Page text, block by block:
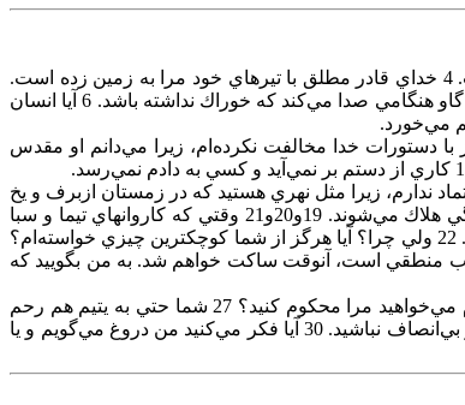
2 اگر مي‌توانستيد غصه‌ مرا وزن‌ كنيد، 3 آنگاه‌ مي‌ديديد كه‌ از شنهاي‌ ساحل‌ دريا نيز سنگينتر است‌. براي‌ همين‌ است‌ كه‌ حرفهاي‌ من‌ تند و بي‌پرواست‌. 4 خداي‌ قادر مطلق‌ با تيرهاي‌ خود مرا به‌ زمين‌ زده‌ است‌.
تيرهاي‌ زهرآلودش‌ درقلب‌ من‌ فرو رفته‌ است‌. يورشهاي‌ ناگهاني‌ خدا مرا بـه‌ وحشت‌ انداختـه‌ است‌. 5 الاغ‌ وقتي‌ عرعر مي‌كند كه‌ علف‌ نداشته‌ باشد و گاو هنگامي‌ صدا مي‌كند كه‌ خوراك‌ نداشته‌ باشد. 6 آيا انسان‌
مي‌بودم‌. من‌ هرگز با دستورات‌ خدا مخالفت‌ نكرده‌ام‌، زيرا مي‌دانم‌ او مقدس‌
ترك‌ گفته‌ باشد. 15-18 ولي‌ اي‌ دوستان‌، من‌ به‌ دوستي‌ شما اعتماد ندارم‌، زيرا مثل‌ نهري‌ هستيد كه‌ در زمستان‌ ازبرف‌ و يخ‌
پر است‌ و در تابستان‌ آب‌ آن‌ خشك‌ و ناپديد مي‌شود؛ كاروانها به‌ كنار آن‌ مي‌روند تا عطش‌ خود را فرو بنشانند؛ ولي‌ آبي‌ در آن‌ نمي‌يابند؛ پس‌، از تشنگي‌ هلاك‌ مي‌شوند. 19و20و21 وقتي‌ كه‌ كاروانهاي‌ تيما و سبا
براي‌ نوشيدن‌ آب‌ در آنجا توقف‌ مي‌كنند، نااميد مي‌شوند. من‌ هم‌ از شما قطع‌ اميد كرده‌ام‌. شما از ديدن‌ وضع‌ من‌ مي‌ترسيد و حاضر نيستيد كمكم‌ كنيد. 22 ولي‌ چرا؟ آيا هرگز از شما كوچكترين‌ چيزي‌ خواسته‌ام‌؟
برهانيد؟ 24 تنها چيزي‌ كه‌ من‌ از شما مي‌خواهم‌ يك‌ جواب‌ منطقي‌ است‌، آنوقت‌ ساكت‌ خواهم‌ شد. به‌ من‌ بگوييد كه‌
25-26 گفتن‌ حقيت‌ بسيار عالي‌ است‌، ولي‌ انتقادهاي‌ شما دور از حقيقت‌ است‌. آيا فقط‌ به‌ اين‌ دليل‌ كه‌ از فرط‌ يأس‌ و نوميدي‌ بي‌اراده‌ فرياد برآوردم‌ مي‌خواهيد مرا محكوم‌ كنيد؟ 27 شما حتي‌ به‌ يتيم‌ هم‌ رحم‌
نمي‌كنيد و حاضريد دوست‌ خود را نيز بفروشيد. 28 به‌ چشمان‌ من‌ نگاه‌ كنيد. آيا من‌ به‌ شما دروغ‌ مي‌گويم‌؟ 29 مرا محكوم‌ نكنيد، چون‌ بي‌گناهم‌. اينقدر بي‌انصاف‌ نباشيد. 30 آيا فكر مي‌كنيد من‌ دروغ‌ مي‌گويم‌ و يا